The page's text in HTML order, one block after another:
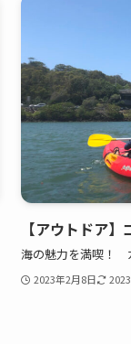
【アウトドア
海の魅力を満喫！
2023年2月8日